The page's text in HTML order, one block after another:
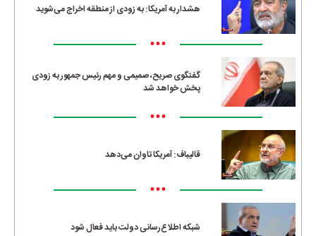
هشدار به آمریکا: به زودی از منطقه اخراج می‌شوید
•••
گفتگوی صریح، صمیمی و مهم رئیس جمهور به زودی
پخش خواهد شد
•••
قالیباف: آمریکا تاوان می‌دهد
•••
شبکه اطلاع‌رسانی دولت باید فعال شود